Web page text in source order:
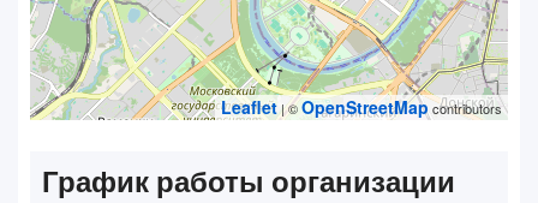
Leaflet| ©OpenStreetMapcontributors
График работы организации